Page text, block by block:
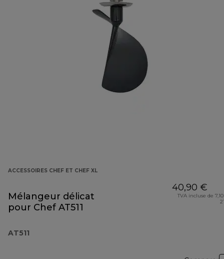
ACCESSOIRES CHEF ET CHEF XL
Mélangeur délicat
pour Chef AT511
AT511
40,90 €
TVA incluse de